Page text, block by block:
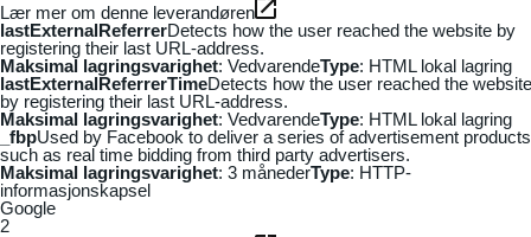
Lær mer om denne leverandøren
lastExternalReferrerDetects how the user reached the website by
registering their last URL-address.
Maksimal lagringsvarighet: VedvarendeType: HTML lokal lagring
lastExternalReferrerTimeDetects how the user reached the website
by registering their last URL-address.
Maksimal lagringsvarighet: VedvarendeType: HTML lokal lagring
_fbpUsed by Facebook to deliver a series of advertisement products
such as real time bidding from third party advertisers.
Maksimal lagringsvarighet: 3 månederType: HTTP-
informasjonskapsel
Google
2